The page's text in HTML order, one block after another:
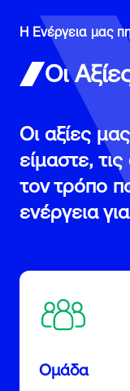
Η Ενέργεια μας
Οι
Οι αξίες
είμαστε,
τον τρόπο
ενέργεια
Ομάδα